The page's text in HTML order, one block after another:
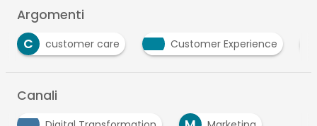
Argomenti
Customer Experience S sostenibilià
Canali